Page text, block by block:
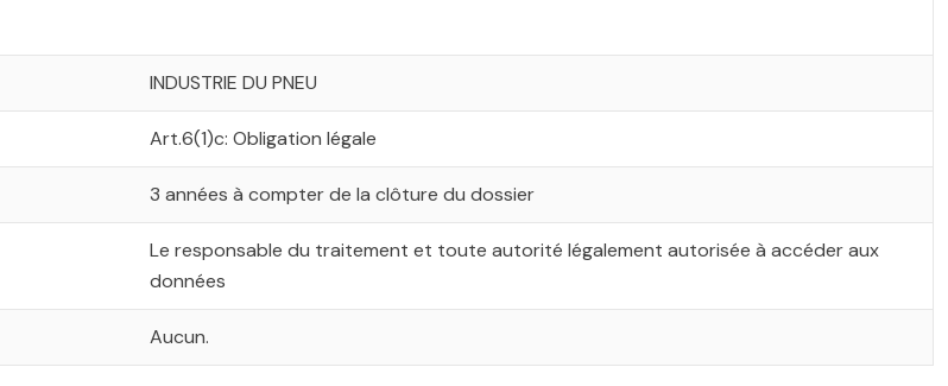
INDUSTRIE DU PNEU
Art.6(1)c: Obligation légale
3 années à compter de la clôture du dossier
Le responsable du traitement et toute autorité légalement autorisée à accéder aux
données
Aucun.